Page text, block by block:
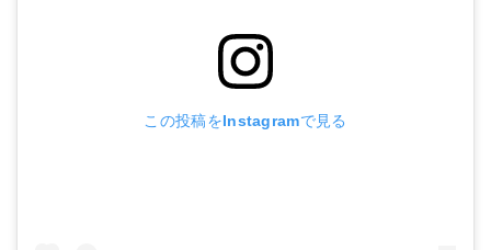
この投稿をInstagramで見る